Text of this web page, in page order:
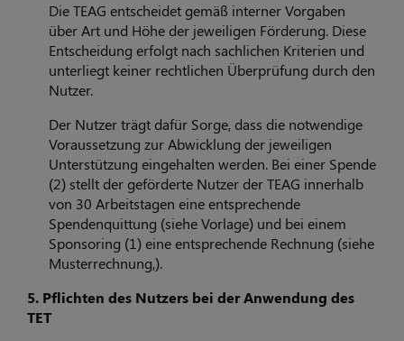
Die TEAG entscheidet gemäß interner Vorgaben
über Art und Höhe der jeweiligen Förderung. Diese
Entscheidung erfolgt nach sachlichen Kriterien und
unterliegt keiner rechtlichen Überprüfung durch den
Nutzer.
Der Nutzer trägt dafür Sorge, dass die notwendige
Voraussetzung zur Abwicklung der jeweiligen
Unterstützung eingehalten werden. Bei einer Spende
(2) stellt der geförderte Nutzer der TEAG innerhalb
von 30 Arbeitstagen eine entsprechende
Spendenquittung (siehe Vorlage) und bei einem
Sponsoring (1) eine entsprechende Rechnung (siehe
Musterrechnung,).
5. Pflichten des Nutzers bei der Anwendung des
TET